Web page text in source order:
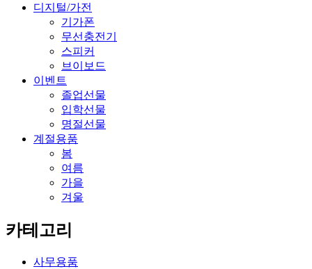
디지털/가전
기가폰
무선충전기
스피커
브이보드
이벤트
졸업선물
입학선물
명절선물
계절용품
봄
여름
가을
겨울
카테고리
사무용품